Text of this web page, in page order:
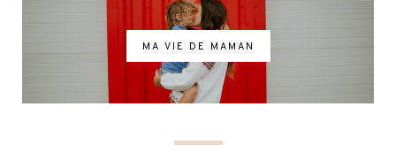
MA VIE DE MAMAN